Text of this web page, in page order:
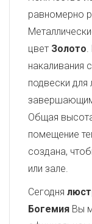
равномерно
цвет Золото.
накаливания
подвески
Общая
помещение
создана,
или зале.
Сегодня
Богемия Вы